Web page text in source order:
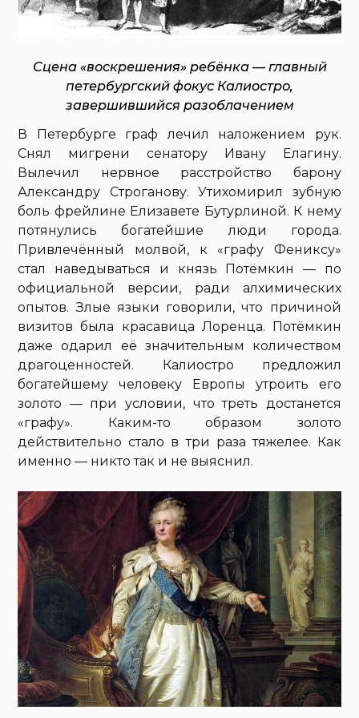
Сцена «воскрешения» ребёнка — главный
петербургский фокус Калиостро,
завершившийся разоблачением
В Петербурге граф лечил наложением рук.
Снял мигрени сенатору Ивану Елагину.
Вылечил нервное расстройство барону
Александру Строганову. Утихомирил зубную
боль фрейлине Елизавете Бутурлиной. К нему
потянулись богатейшие люди города.
Привлечённый молвой, к «графу Фениксу»
стал наведываться и князь Потёмкин — по
официальной версии, ради алхимических
опытов. Злые языки говорили, что причиной
визитов была красавица Лоренца. Потёмкин
даже одарил её значительным количеством
драгоценностей. Калиостро предложил
богатейшему человеку Европы утроить его
золото — при условии, что треть достанется
«графу». Каким-то образом золото
действительно стало в три раза тяжелее. Как
именно — никто так и не выяснил.